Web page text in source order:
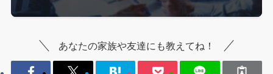
あなたの家族や友達にも教えてね！